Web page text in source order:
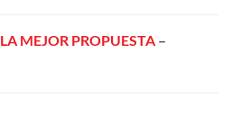
LA MEJOR PROPUESTA –